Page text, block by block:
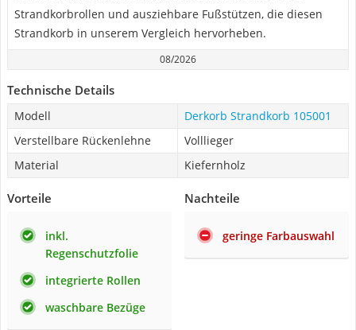
Strandkorbrollen und ausziehbare Fußstützen, die diesen
Strandkorb in unserem Vergleich hervorheben.
08/2026
Technische Details
Modell
Derkorb Strandkorb 105001
Verstellbare Rückenlehne
Volllieger
Material
Kiefernholz
Vorteile
inkl.
Regenschutzfolie
integrierte Rollen
waschbare Bezüge
Nachteile
geringe Farbauswahl